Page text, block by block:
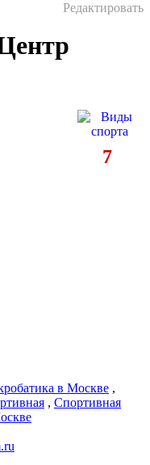
Редактировать
7
в Москве ,
, Спортивная